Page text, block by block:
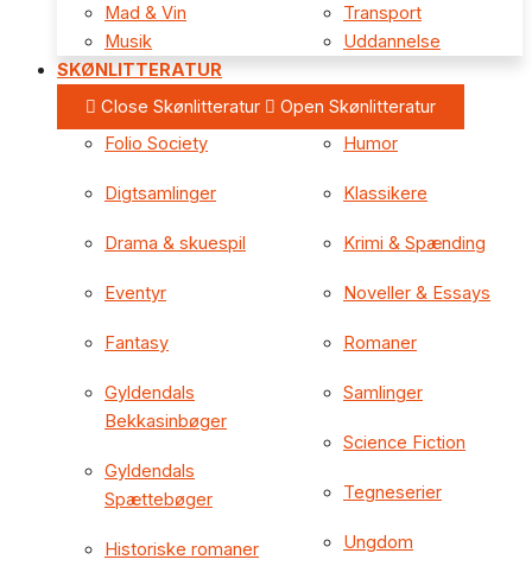
Mad & Vin
Musik
Transport
Uddannelse
SKØNLITTERATUR
Close Skønlitteratur
Open Skønlitteratur
Folio Society
Digtsamlinger
Drama & skuespil
Eventyr
Fantasy
Gyldendals
Bekkasinbøger
Gyldendals
Spættebøger
Historiske romaner
Humor
Klassikere
Krimi & Spænding
Noveller & Essays
Romaner
Samlinger
Science Fiction
Tegneserier
Ungdom